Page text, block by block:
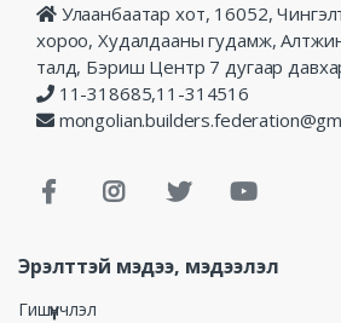
Улаанбаатар хот, 16052,
хороо, Худалдааны гудамж, Алтжин
талд, Бэриш Центр 7 дугаар
11-318685,11-314516
Эрэлттэй мэдээ, мэдээлэл
Гишүүнчлэл